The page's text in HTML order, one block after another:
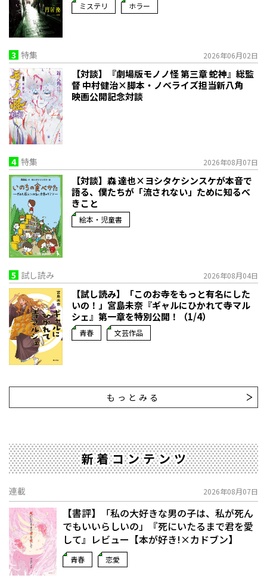
ミステリ ホラー
3 特集 2026年06月02日
【対談】『劇場版モノノ怪 第三章 蛇神』総監
督 中村健治×脚本・ノベライズ担当新八角
映画公開記念対談
4 特集 2026年08月07日
【対談】森 達也×ヨシタケシンスケが本音で
語る、僕たちが「流されない」ために知るべ
きこと
絵本・児童書
5 試し読み 2026年08月04日
【試し読み】「このお寺をもっと有名にした
いの！」宮島未奈『ギャルにひかれて寺マル
シェ』第一章を特別公開！（1/4）
青春 文芸作品
もっとみる
新着コンテンツ
連載 2026年08月07日
【書評】「私の大好きな男の子は、私が死ん
でもいいらしいの」――『死にいたるまで君を愛
して』レビュー【本が好き!×カドブン】
青春 恋愛